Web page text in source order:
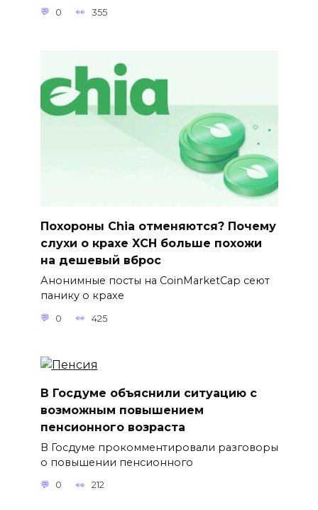
0 355
Похороны Chia отменяются? Почему
слухи о крахе XCH больше похожи
на дешевый вброс
Анонимные посты на CoinMarketCap сеют
панику о крахе
0 425
В Госдуме объяснили ситуацию с
возможным повышением
пенсионного возраста
В Госдуме прокомментировали разговоры
о повышении пенсионного
0 212